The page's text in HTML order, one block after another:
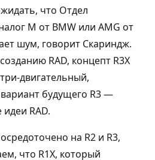
что Отдел
M от BMW или AMG от
шум, говорит Скариндж.
RAD, концепт R3X
двигательный,
будущего R3 —
RAD.
на R2 и R3,
что R1X, который